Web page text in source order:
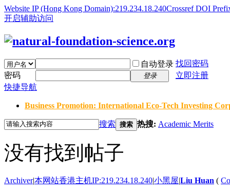
Website IP (Hong Kong Domain):219.234.18.240Crossref DOI
开启辅助访问
自动登录 找回密码
密码
登录
立即注册
快捷导航
Business Promotion: International Eco-Tech Investing
搜索 搜索 热搜: Academic Merits
没有找到帖子
Archiver|本网站香港主机IP:219.234.18.240|小黑屋|Liu Huan (